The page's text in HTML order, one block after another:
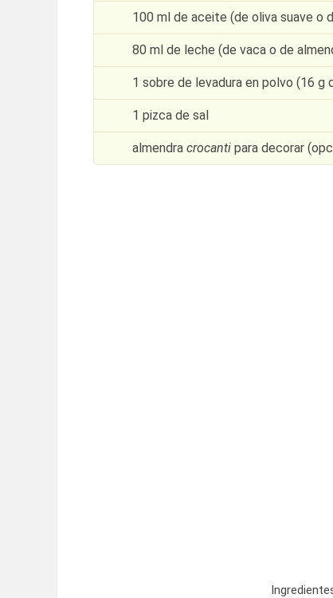
100 ml de aceite (de oliva suave o
80 ml de leche (de vaca o de
1 sobre de levadura en polvo (16 g
1 pizca de sal
almendra crocanti para decorar